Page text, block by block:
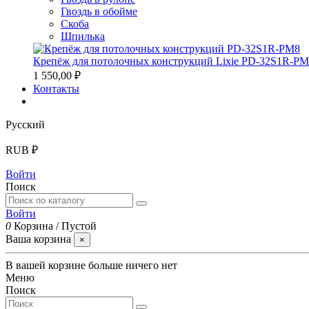
Гвоздь в обойме
Скоба
Шпилька
Крепёж для потолочных конструкций Lixie PD-32S1R-
1 550,00 ₽
Контакты
Русский
RUB ₽
Войти
Поиск
Войти
0 Корзина /Пустой
Ваша корзина
×
В вашей корзине больше ничего нет
Меню
Поиск